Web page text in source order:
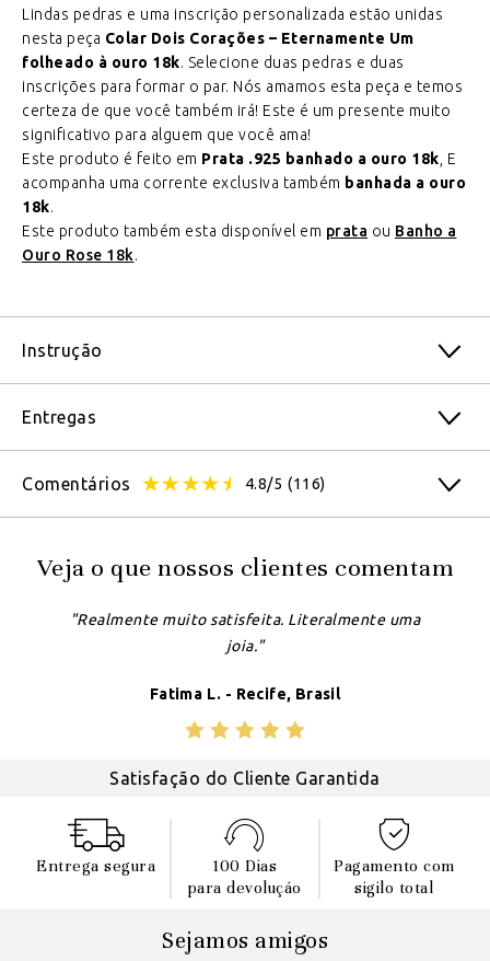
Lindas pedras e uma inscrição personalizada estão unidas
nesta peça Colar Dois Corações – Eternamente Um
folheado à ouro 18k. Selecione duas pedras e duas
inscrições para formar o par. Nós amamos esta peça e temos
certeza de que você também irá! Este é um presente muito
significativo para alguem que você ama!
Este produto é feito em Prata .925 banhado a ouro 18k, E
acompanha uma corrente exclusiva também banhada a ouro
18k.
Este produto também esta disponível em prata ou Banho a
Ouro Rose 18k.
Instrução
Entregas
Comentários 4.8/5 (116)
Veja o que nossos clientes comentam
"Realmente muito satisfeita. Literalmente uma
joia."
Fatima L. - Recife, Brasil
Satisfação do Cliente Garantida
Entrega segura
100 Dias
para devoluçáo
Pagamento com
sigilo total
Sejamos amigos